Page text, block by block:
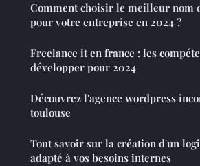
Comment choisir le meilleur nom
pour votre entreprise en 2024 ?
Freelance it en france : les
développer pour 2024
Découvrez l'agence wordpress
toulouse
Tout savoir sur la création d'un
adapté à vos besoins internes